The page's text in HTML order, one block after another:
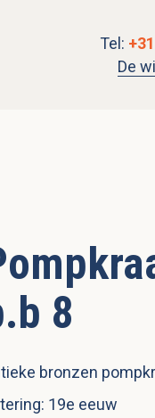
Tel:
De
8
bronzen
19e eeuw